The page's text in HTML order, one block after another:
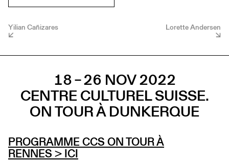
Yilian Cañizares Lorette Andersen
18 – 26 NOV 2022
CENTRE CULTUREL SUISSE.
ON TOUR À DUNKERQUE
PROGRAMME CCS ON TOUR À
RENNES > ICI